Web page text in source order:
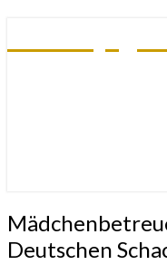
Mädchenbetreuerinnen-
Ausbildung
der
Deutschen